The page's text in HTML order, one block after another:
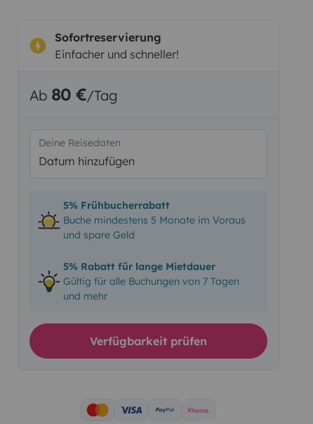
Sofortreservierung
Einfacher und schneller!
Ab 80 €/Tag
Deine Reisedaten
Datum hinzufügen
5% Frühbucherrabatt
Buche mindestens 5 Monate im Voraus
und spare Geld
5% Rabatt für lange Mietdauer
Gültig für alle Buchungen von 7 Tagen
und mehr
Verfügbarkeit prüfen